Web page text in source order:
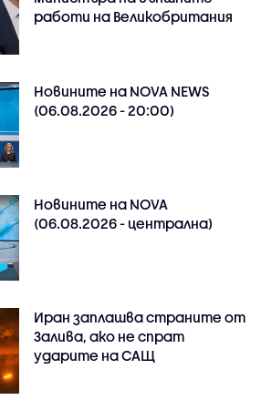
работи на Великобритания
Новините на NOVA NEWS
(06.08.2026 - 20:00)
Новините на NOVA
(06.08.2026 - централна)
Иран заплашва страните от
Залива, ако не спрат
ударите на САЩ